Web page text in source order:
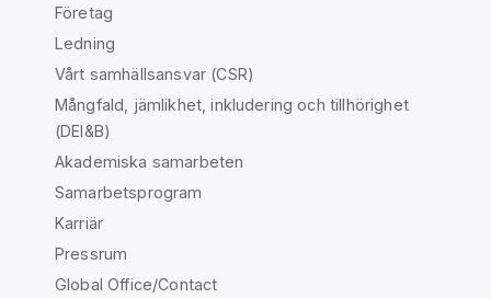
Företag
Ledning
Vårt samhällsansvar (CSR)
Mångfald, jämlikhet, inkludering och tillhörighet
(DEI&B)
Akademiska samarbeten
Samarbetsprogram
Karriär
Pressrum
Global Office/Contact